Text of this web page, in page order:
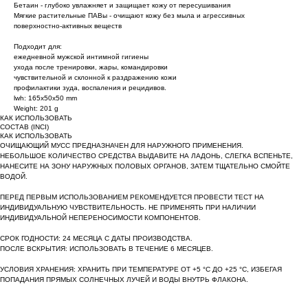
Бетаин - глубоко увлажняет и защищает кожу от пересушивания
Мягкие растительные ПАВы - очищают кожу без мыла и агрессивных
поверхностно-активных веществ
Подходит для:
ежедневной мужской интимной гигиены
ухода после тренировки, жары, командировки
чувствительной и склонной к раздражению кожи
профилактики зуда, воспаления и рецидивов.
lwh: 165x50x50 mm
Weight: 201 g
КАК ИСПОЛЬЗОВАТЬ
СОСТАВ (INCI)
КАК ИСПОЛЬЗОВАТЬ
ОЧИЩАЮЩИЙ МУСС ПРЕДНАЗНАЧЕН ДЛЯ НАРУЖНОГО ПРИМЕНЕНИЯ.
НЕБОЛЬШОЕ КОЛИЧЕСТВО СРЕДСТВА ВЫДАВИТЕ НА ЛАДОНЬ, СЛЕГКА ВСПЕНЬТЕ,
НАНЕСИТЕ НА ЗОНУ НАРУЖНЫХ ПОЛОВЫХ ОРГАНОВ, ЗАТЕМ ТЩАТЕЛЬНО СМОЙТЕ
ВОДОЙ.
ПЕРЕД ПЕРВЫМ ИСПОЛЬЗОВАНИЕМ РЕКОМЕНДУЕТСЯ ПРОВЕСТИ ТЕСТ НА
ИНДИВИДУАЛЬНУЮ ЧУВСТВИТЕЛЬНОСТЬ. НЕ ПРИМЕНЯТЬ ПРИ НАЛИЧИИ
ИНДИВИДУАЛЬНОЙ НЕПЕРЕНОСИМОСТИ КОМПОНЕНТОВ.
СРОК ГОДНОСТИ: 24 МЕСЯЦА С ДАТЫ ПРОИЗВОДСТВА.
ПОСЛЕ ВСКРЫТИЯ: ИСПОЛЬЗОВАТЬ В ТЕЧЕНИЕ 6 МЕСЯЦЕВ.
УСЛОВИЯ ХРАНЕНИЯ: ХРАНИТЬ ПРИ ТЕМПЕРАТУРЕ ОТ +5 °C ДО +25 °C, ИЗБЕГАЯ
ПОПАДАНИЯ ПРЯМЫХ СОЛНЕЧНЫХ ЛУЧЕЙ И ВОДЫ ВНУТРЬ ФЛАКОНА.